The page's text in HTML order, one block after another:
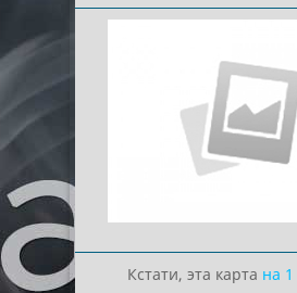
Кстати, эта карта на